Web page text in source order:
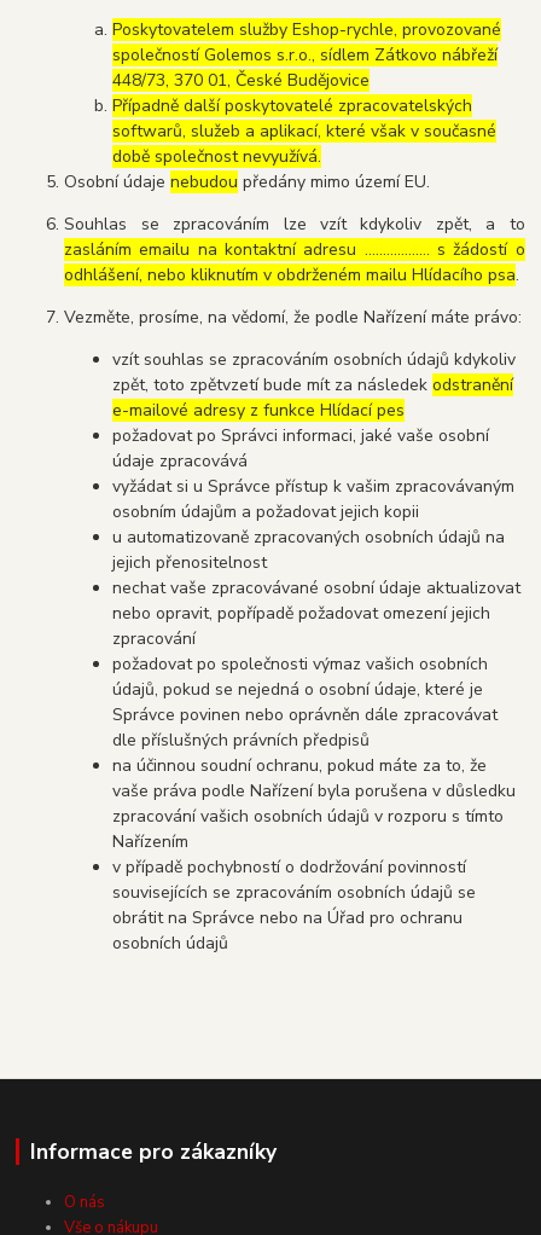
Poskytovatelem služby Eshop-rychle, provozované
společností Golemos s.r.o., sídlem Zátkovo nábřeží
448/73, 370 01, České Budějovice
Případně další poskytovatelé zpracovatelských
softwarů, služeb a aplikací, které však v současné
době společnost nevyužívá.
Osobní údajenebudou předány mimo území EU.
Souhlas se zpracováním lze vzít kdykoliv zpět, a to
zasláním emailu na kontaktní adresu ..……………. s žádostí o
odhlášení, nebo kliknutím v obdrženém mailu Hlídacího psa.
Vezměte, prosíme, na vědomí, že podle Nařízení máte právo:
vzít souhlas se zpracováním osobních údajů kdykoliv
zpět, toto zpětvzetí bude mít za následekodstranění
e-mailové adresy z funkce Hlídací pes
požadovat po Správci informaci, jaké vaše osobní
údaje zpracovává
vyžádat si u Správce přístup k vašim zpracovávaným
osobním údajům a požadovat jejich kopii
u automatizovaně zpracovaných osobních údajů na
jejich přenositelnost
nechat vaše zpracovávané osobní údaje aktualizovat
nebo opravit, popřípadě požadovat omezení jejich
zpracování
požadovat po společnosti výmaz vašich osobních
údajů, pokud se nejedná o osobní údaje, které je
Správce povinen nebo oprávněn dále zpracovávat
dle příslušných právních předpisů
na účinnou soudní ochranu, pokud máte za to, že
vaše práva podle Nařízení byla porušena v důsledku
zpracování vašich osobních údajů v rozporu s tímto
Nařízením
v případě pochybností o dodržování povinností
souvisejících se zpracováním osobních údajů se
obrátit na Správce nebo na Úřad pro ochranu
osobních údajů
Informace pro zákazníky
O nás
Vše o nákupu